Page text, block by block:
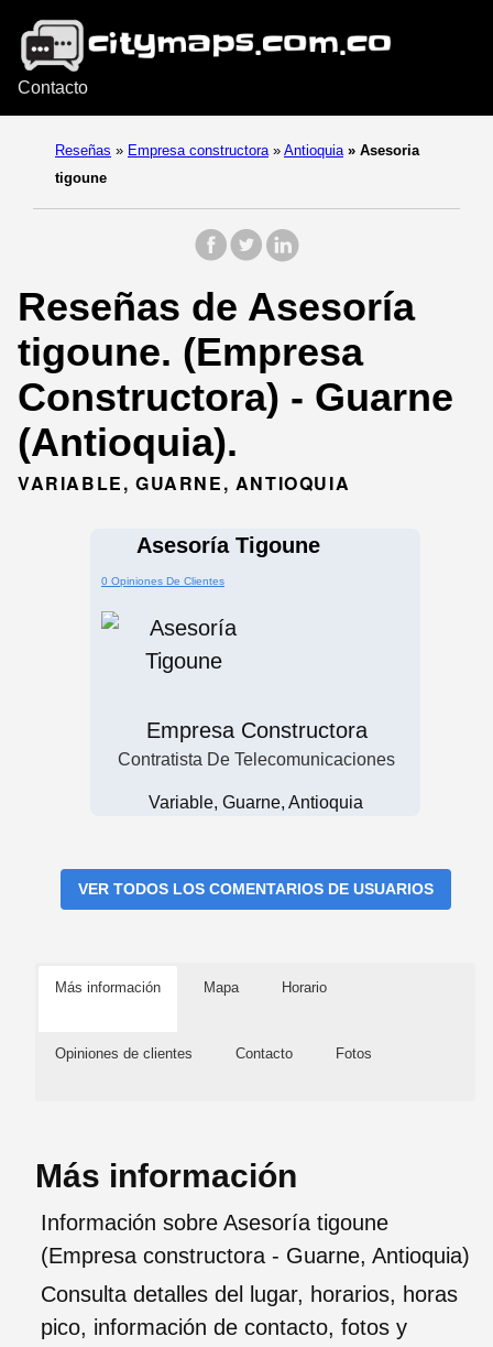
Contacto
Reseñas » Empresa constructora » Antioquia » Asesoria
tigoune
Reseñas de Asesoría
tigoune. (Empresa
Constructora) - Guarne
(Antioquia).
VARIABLE, GUARNE, ANTIOQUIA
Asesoría Tigoune
0 Opiniones De Clientes
Empresa Constructora
Contratista De Telecomunicaciones
Variable, Guarne, Antioquia
VER TODOS LOS COMENTARIOS DE USUARIOS
Más información Mapa Horario
Opiniones de clientes Contacto Fotos
Más información
Información sobre Asesoría tigoune
(Empresa constructora - Guarne, Antioquia)
Consulta detalles del lugar, horarios, horas
pico, información de contacto, fotos y